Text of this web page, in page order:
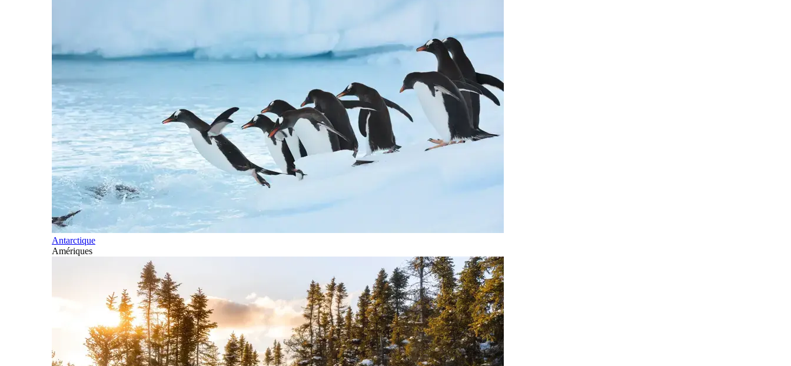
Antarctique
Amériques